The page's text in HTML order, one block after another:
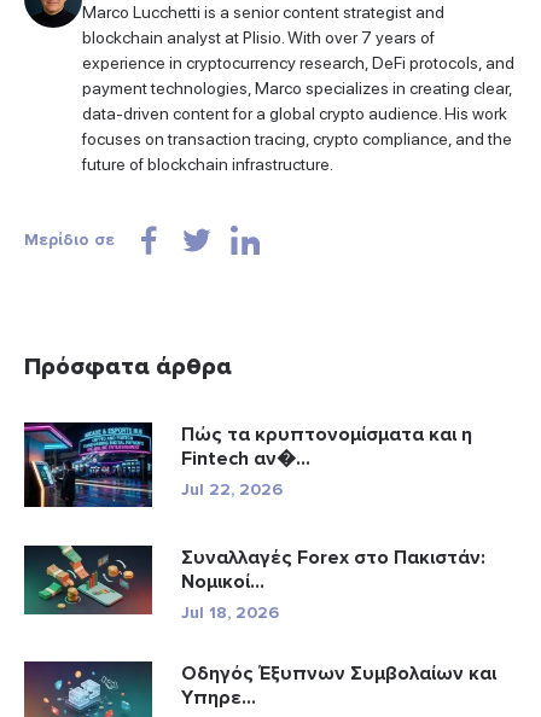
Marco Lucchetti is a senior content strategist and
blockchain analyst at Plisio. With over 7 years of
experience in cryptocurrency research, DeFi protocols, and
payment technologies, Marco specializes in creating clear,
data-driven content for a global crypto audience. His work
focuses on transaction tracing, crypto compliance, and the
future of blockchain infrastructure.
Μερίδιο σε
Πρόσφατα άρθρα
Πώς τα κρυπτονομίσματα και η
Fintech αν�...
Jul 22, 2026
Συναλλαγές Forex στο Πακιστάν:
Νομικοί...
Jul 18, 2026
Οδηγός Έξυπνων Συμβολαίων και
Υπηρε...